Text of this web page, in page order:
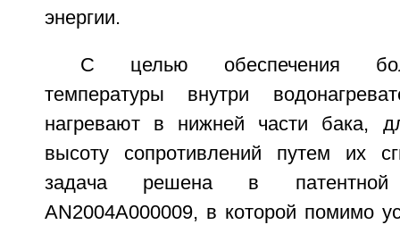
энергии.
С целью обеспечения
температуры внутри
нагревают в нижней части бака,
высоту сопротивлений путем их
задача решена в
AN2004A000009, в которой помимо